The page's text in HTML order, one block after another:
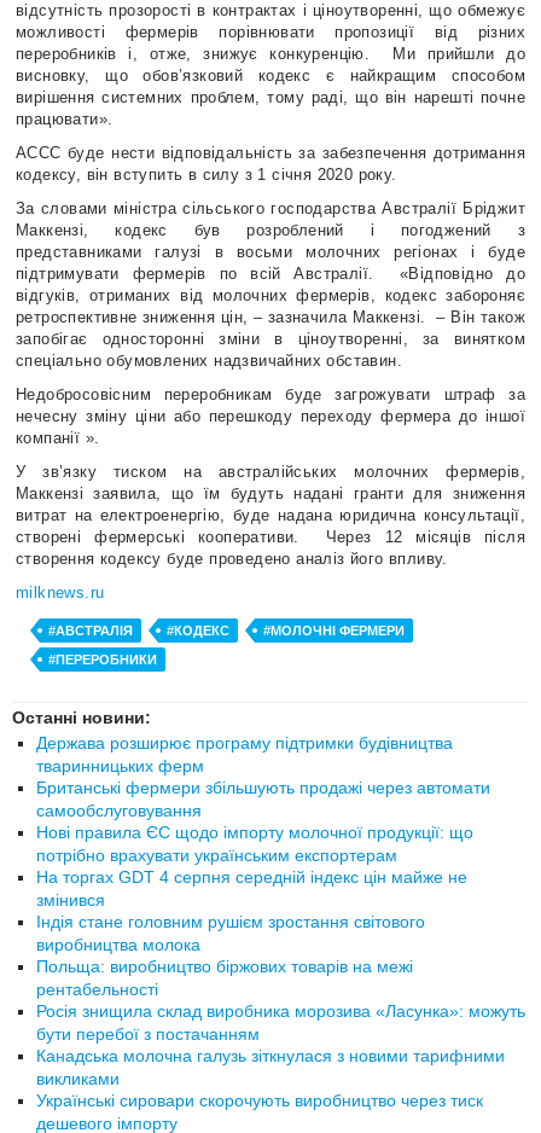
відсутність прозорості в контрактах і ціноутворенні, що обмежує
можливості фермерів порівнювати пропозиції від різних
переробників і, отже, знижує конкуренцію.
Ми прийшли до
висновку, що обов’язковий кодекс є найкращим способом
вирішення системних проблем, тому раді, що він нарешті почне
працювати».
ACCC буде нести відповідальність за забезпечення дотримання
кодексу, він вступить в силу з 1 січня 2020 року.
За словами міністра сільського господарства Австралії Бріджит
Маккензі, кодекс був розроблений і погоджений з
представниками галузі в восьми молочних регіонах і буде
підтримувати фермерів по всій Австралії.
«Відповідно до
відгуків, отриманих від молочних фермерів, кодекс забороняє
ретроспективне зниження цін, – зазначила Маккензі.
– Він також
запобігає односторонні зміни в ціноутворенні, за винятком
спеціально обумовлених надзвичайних обставин.
Недобросовісним переробникам буде загрожувати штраф за
нечесну зміну ціни або перешкоду переходу фермера до іншої
компанії ».
У зв’язку тиском на австралійських молочних фермерів,
Маккензі заявила, що їм будуть надані гранти для зниження
витрат на електроенергію, буде надана юридична консультації,
створені фермерські кооперативи.
Через 12 місяців після
створення кодексу буде проведено аналіз його впливу.
milknews.ru
#АВСТРАЛІЯ #КОДЕКС
#МОЛОЧНІ ФЕРМЕРИ
#ПЕРЕРОБНИКИ
Останні новини:
Держава розширює програму підтримки будівництва
тваринницьких ферм
Британські фермери збільшують продажі через автомати
самообслуговування
Нові правила ЄС щодо імпорту молочної продукції: що
потрібно врахувати українським експортерам
На торгах GDT 4 серпня середній індекс цін майже не
змінився
Індія стане головним рушієм зростання світового
виробництва молока
Польща: виробництво біржових товарів на межі
рентабельності
Росія знищила склад виробника морозива «Ласунка»: можуть
бути перебої з постачанням
Канадська молочна галузь зіткнулася з новими тарифними
викликами
Українські сировари скорочують виробництво через тиск
дешевого імпорту